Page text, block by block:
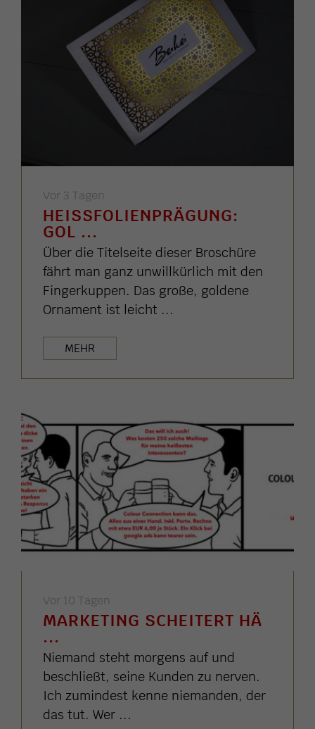
Vor 3 Tagen
HEISSFOLIENPRÄGUNG: G
OL ...
Über die Titelseite dieser Broschüre
fährt man ganz unwillkürlich mit den
Fingerkuppen. Das große, goldene
Ornament ist leicht ...
MEHR
Vor 10 Tagen
MARKETING SCHEITERT HÄ
...
Niemand steht morgens auf und
beschließt, seine Kunden zu nerven.
Ich zumindest kenne niemanden, der
das tut. Wer ...